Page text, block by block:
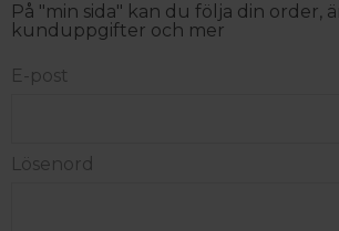
På "min sida" kan du följa din order,
kunduppgifter och mer
E-post
Lösenord